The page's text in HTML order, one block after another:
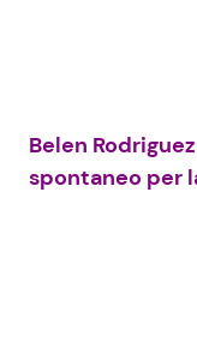
Belen
spontaneo per